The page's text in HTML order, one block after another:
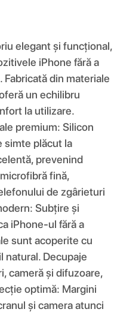
elegant și funcțional,
iPhone fără a
din materiale
un echilibru
la utilizare.
premium: Silicon
simte plăcut la
prevenind
fină,
de zgârieturi
Subțire și
iPhone-ul fără a
sunt acoperite cu
natural. Decupaje
cameră și difuzoare,
optimă: Margini
și camera atunci